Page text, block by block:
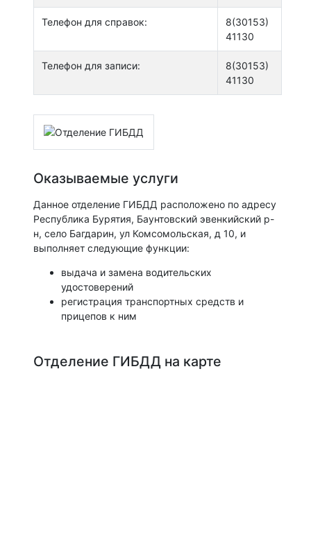
Телефон для справок:
8(30153)
41130
Телефон для записи:
8(30153)
41130
Оказываемые услуги
Данное отделение ГИБДД расположено по адресу
Республика Бурятия, Баунтовский эвенкийский р-
н, село Багдарин, ул Комсомольская, д 10, и
выполняет следующие функции:
выдача и замена водительских
удостоверений
регистрация транспортных средств и
прицепов к ним
Отделение ГИБДД на карте